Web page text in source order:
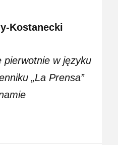
Kostanecki
pierwotnie w języku
„La Prensa”